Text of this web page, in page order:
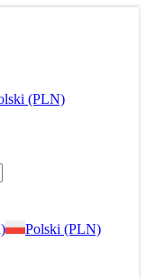
(PLN)
Polski (PLN)